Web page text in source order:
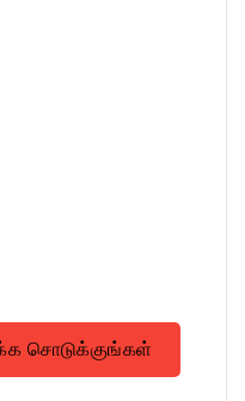
சொடுக்குங்கள்